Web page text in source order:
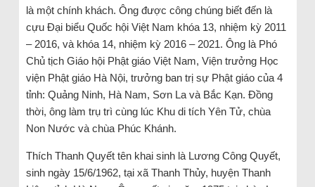
là một chính khách. Ông được công chúng biết đến là
cựu Đại biểu Quốc hội Việt Nam khóa 13, nhiệm kỳ 2011
– 2016, và khóa 14, nhiệm kỳ 2016 – 2021. Ông là Phó
Chủ tịch Giáo hội Phật giáo Việt Nam, Viện trưởng Học
viện Phật giáo Hà Nội, trưởng ban trị sự Phật giáo của 4
tỉnh: Quảng Ninh, Hà Nam, Sơn La và Bắc Kạn. Đồng
thời, ông làm trụ trì cùng lúc Khu di tích Yên Tử, chùa
Non Nước và chùa Phúc Khánh.
Thích Thanh Quyết tên khai sinh là Lương Công Quyết,
sinh ngày 15/6/1962, tại xã Thanh Thủy, huyện Thanh